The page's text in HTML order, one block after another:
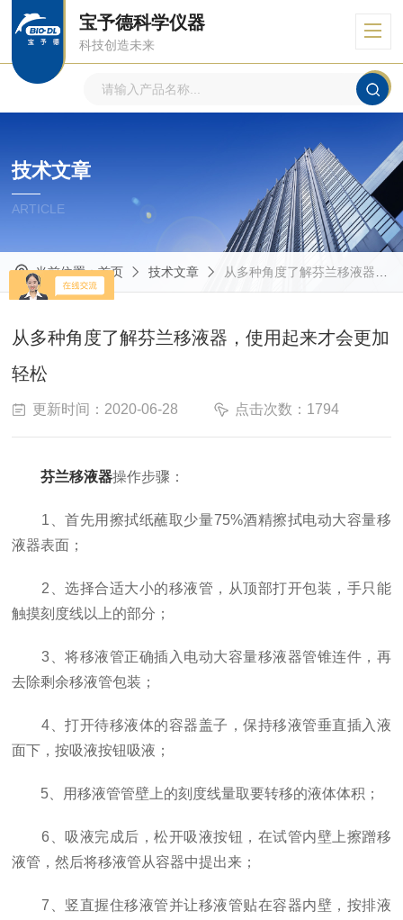
宝予德科学仪器
科技创造未来
技术文章
ARTICLE
当前位置：首页 技术文章 从多种角度了解芬兰移液器，使用起来才会更加轻松
从多种角度了解芬兰移液器，使用起来才会更加
轻松
更新时间：2020-06-28 点击次数：1794
芬兰移液器操作步骤：
1、首先用擦拭纸蘸取少量75%酒精擦拭电动大容量移
液器表面；
2、选择合适大小的移液管，从顶部打开包装，手只能
触摸刻度线以上的部分；
3、将移液管正确插入电动大容量移液器管锥连件，再
去除剩余移液管包装；
4、打开待移液体的容器盖子，保持移液管垂直插入液
面下，按吸液按钮吸液；
5、用移液管管壁上的刻度线量取要转移的液体体积；
6、吸液完成后，松开吸液按钮，在试管内壁上擦蹭移
液管，然后将移液管从容器中提出来；
7、竖直握住移液管并让移液管贴在容器内壁，按排液